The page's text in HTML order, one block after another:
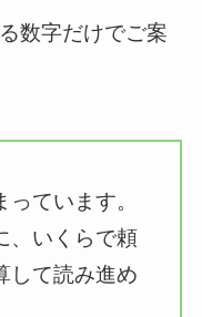
数字だけでご案
ています。
、いくらで頼
して読み進め